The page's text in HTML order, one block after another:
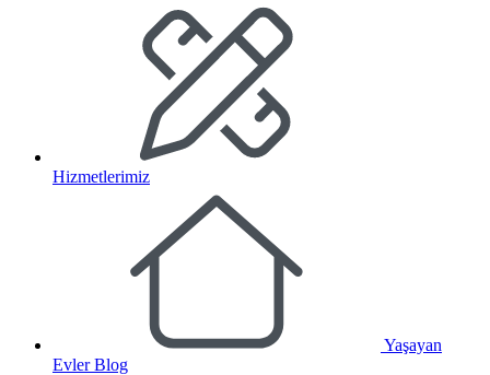
Hizmetlerimiz
Yaşayan
Evler Blog